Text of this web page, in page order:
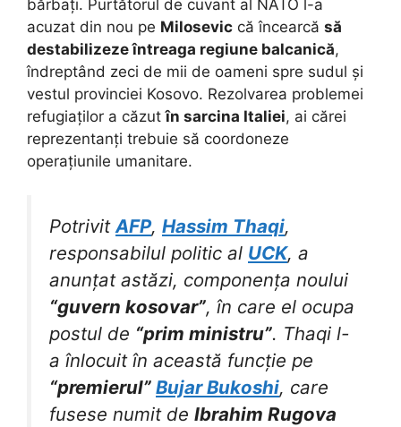
bărbați. Purtătorul de cuvant al NATO l-a
acuzat din nou pe Milosevic că încearcă să
destabilizeze întreaga regiune balcanică,
îndreptând zeci de mii de oameni spre sudul și
vestul provinciei Kosovo. Rezolvarea problemei
refugiaților a căzutîn sarcina Italiei, ai cărei
reprezentanți trebuie să coordoneze
operațiunile umanitare.
PotrivitAFP, Hassim Thaqi,
responsabilul politic al UCK, a
anunțat astăzi, componența noului
“guvern kosovar”, în care el ocupa
postul de “prim ministru”. Thaqi l-
a înlocuit în această funcție pe
“premierul” Bujar Bukoshi, care
fusese numit de Ibrahim Rugova